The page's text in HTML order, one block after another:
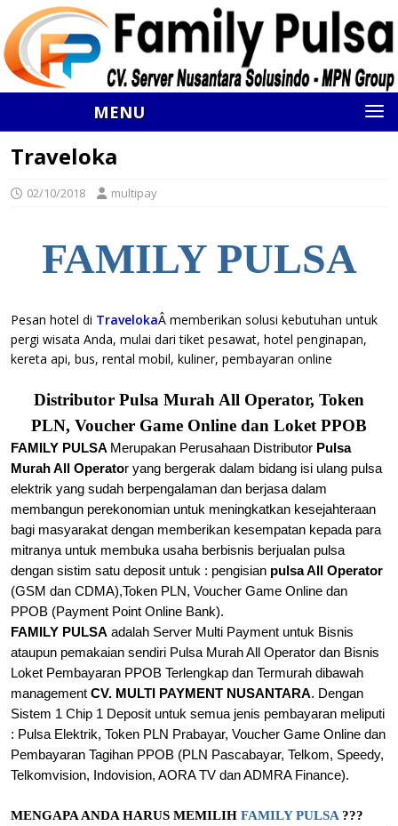
MENU
Traveloka
02/10/2018 multipay
FAMILY PULSA
Pesan hotel di TravelokaÂ memberikan solusi kebutuhan untuk
pergi wisata Anda, mulai dari tiket pesawat, hotel penginapan,
kereta api, bus, rental mobil, kuliner, pembayaran online
Distributor Pulsa Murah All Operator, Token
PLN, Voucher Game Online dan Loket PPOB
FAMILY PULSA Merupakan Perusahaan Distributor Pulsa
Murah All Operator yang bergerak dalam bidang isi ulang pulsa
elektrik yang sudah berpengalaman dan berjasa dalam
membangun perekonomian untuk meningkatkan kesejahteraan
bagi masyarakat dengan memberikan kesempatan kepada para
mitranya untuk membuka usaha berbisnis berjualan pulsa
dengan sistim satu deposit untuk : pengisian pulsa All Operator
(GSM dan CDMA),Token PLN, Voucher Game Online dan
PPOB (Payment Point Online Bank).
FAMILY PULSA adalah Server Multi Payment untuk Bisnis
ataupun pemakaian sendiri Pulsa Murah All Operator dan Bisnis
Loket Pembayaran PPOB Terlengkap dan Termurah dibawah
management CV. MULTI PAYMENT NUSANTARA. Dengan
Sistem 1 Chip 1 Deposit untuk semua jenis pembayaran meliputi
: Pulsa Elektrik, Token PLN Prabayar, Voucher Game Online dan
Pembayaran Tagihan PPOB (PLN Pascabayar, Telkom, Speedy,
Telkomvision, Indovision, AORA TV dan ADMRA Finance).
MENGAPA ANDA HARUS MEMILIH FAMILY PULSA ???